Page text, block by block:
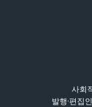
사회
발행·편집